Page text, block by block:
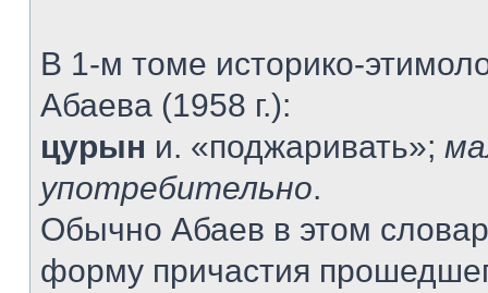
В 1-м томе историко-
Абаева (1958 г.):
цурын и. «поджаривать»;
употребительно.
Обычно Абаев в этом
форму причастия